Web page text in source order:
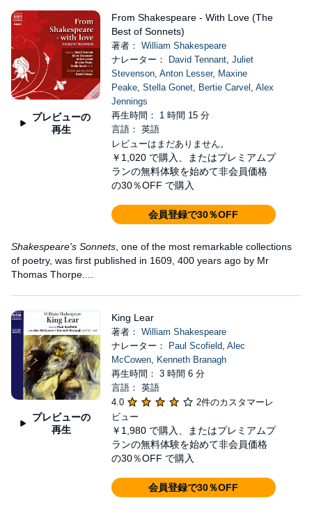
プレビューの
再生
From Shakespeare - With Love (The
Best of Sonnets)
著者： William Shakespeare
ナレーター：
David Tennant, Juliet
Stevenson, Anton Lesser, Maxine
Peake, Stella Gonet, Bertie Carvel , Alex
Jennings
再生時間： 1 時間 15 分
言語： 英語
レビューはまだありません。
￥1,020 で購入、またはプレミアムプ
ランの無料体験を始めて非会員価格
の30％OFF で購入
会員登録で30％OFF
Shakespeare's Sonnets , one of the most remarkable collections
of poetry, was first published in 1609, 400 years ago by Mr
Thomas Thorpe....
プレビューの
再生
King Lear
著者： William Shakespeare
ナレーター：
Paul Scofield, Alec
McCowen, Kenneth Branagh
再生時間： 3 時間 6 分
言語： 英語
4.0
2件のカスタマーレ
ビュー
￥1,980 で購入、またはプレミアムプ
ランの無料体験を始めて非会員価格
の30％OFF で購入
会員登録で30％OFF